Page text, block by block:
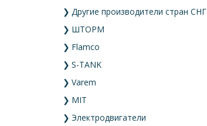
❯ Другие производители стран СНГ
❯ ШТОРМ
❯ Flamco
❯ S-TANK
❯ Varem
❯ MIT
❯ Электродвигатели